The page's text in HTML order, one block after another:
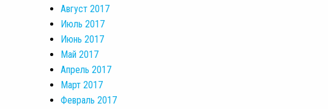
Август 2017
Июль 2017
Июнь 2017
Май 2017
Апрель 2017
Март 2017
Февраль 2017